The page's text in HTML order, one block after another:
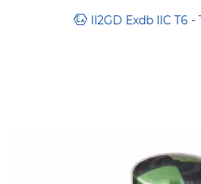
II2GD Exdb IIC T6 -